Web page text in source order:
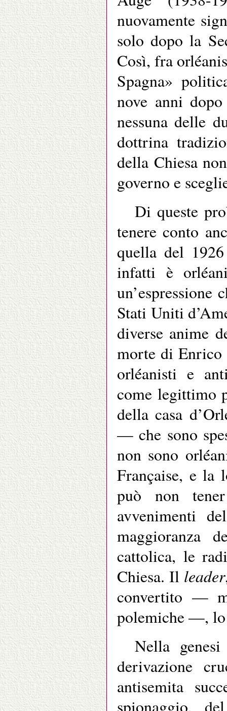
nuovamente
solo dopo la
Così, fra
Spagna»
nove anni
nessuna delle
dottrina
della Chiesa
governo e
Di queste
tenere conto
quella del
infatti è
un’espressione
Stati Uniti
diverse anime
morte di
orléanisti e
come legittimo
della casa
— che sono
non sono
Française, e
può non
avvenimenti
maggioranza
cattolica, le
Chiesa. Il leader
convertito —
polemiche —, lo
Nella
derivazione
antisemita
spionaggio,